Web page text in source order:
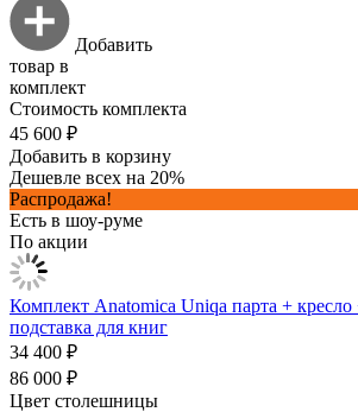
Добавить
товар в
комплект
Стоимость комплекта
45 600 ₽
Добавить в корзину
Дешевле всех на 20%
Распродажа!
Есть в шоу-руме
По акции
Комплект Anatomica Uniqa парта + кресло
подставка для книг
34 400 ₽
86 000 ₽
Цвет столешницы